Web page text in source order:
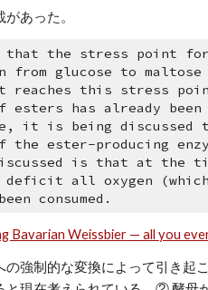
あった。
that the stress point
from glucose to maltose
reaches this stress
has already been
it is being discussed
ester-producing
is that at the
deficit all oxygen
consumed.
Bavarian Weissbier — all you
強制的な変換によって引き起